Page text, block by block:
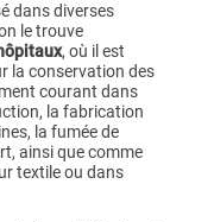
dans diverses
le trouve
, où il est
la conservation des
courant dans
la fabrication
la fumée de
ainsi que comme
textile ou dans